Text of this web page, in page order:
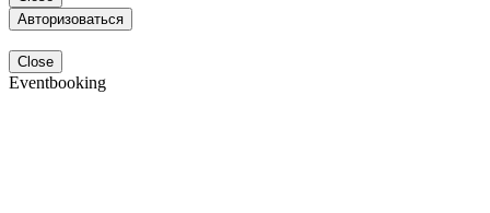
Авторизоваться
Close
Eventbooking